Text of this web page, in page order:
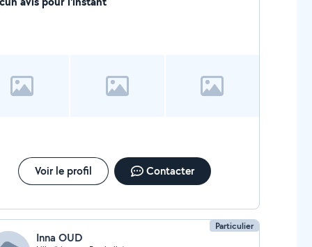
Voir le profil Contacter
Particulier
Inna OUD